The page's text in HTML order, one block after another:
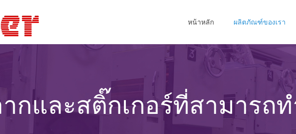
หน้าหลัก ผลิตภัณฑ์ของเรา
กและสติ๊กเกอร์ที่สามารถ